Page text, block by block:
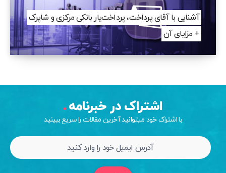
آشنایی با آقای پرداخت، پرداخت‌یار بانکی مرکزی و شاپرک
+ مزایای آن
اشتراک در خبرنامه
با اشتراک خود میتوانید آخرین مقالات را سریع ببینید